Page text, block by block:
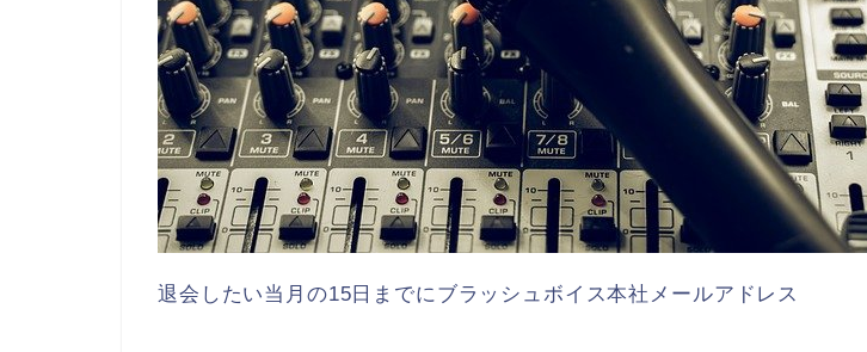
退会したい当月の15日までにブラッシュボイス本社メールアドレス